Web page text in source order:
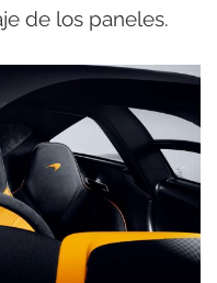
de los paneles.